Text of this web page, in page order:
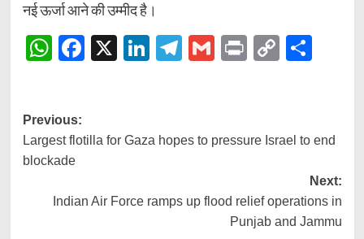
नई ऊर्जा आने की उम्मीद है।
WhatsApp
Facebook
X LinkedIn
Telegram
Gmail
Print
Copy
Post
navigation
Previous:
Largest flotilla for Gaza hopes to pressure Israel to end
blockade
Next:
Indian Air Force ramps up flood relief operations in
Punjab and Jammu